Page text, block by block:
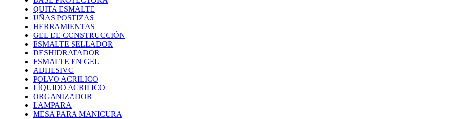
QUITA ESMALTE
UÑAS POSTIZAS
HERRAMIENTAS
GEL DE CONSTRUCCIÓN
ESMALTE SELLADOR
DESHIDRATADOR
ESMALTE EN GEL
ADHESIVO
POLVO ACRILICO
LÍQUIDO ACRILICO
ORGANIZADOR
LAMPARA
MESA PARA MANICURA